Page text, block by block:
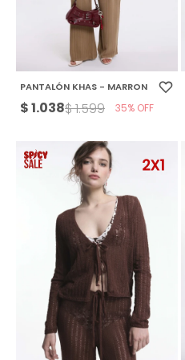
PANTALÓN KHAS - MARRON
$1.038$1.599 35